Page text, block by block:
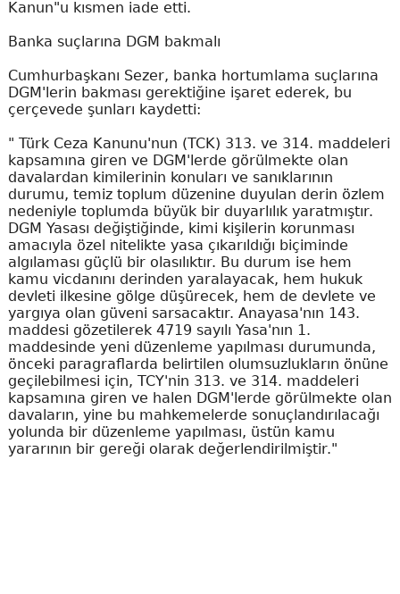
Kanun"u kısmen iade etti.
Banka suçlarına DGM bakmalı
Cumhurbaşkanı Sezer, banka hortumlama suçlarına
DGM'lerin bakması gerektiğine işaret ederek, bu
çerçevede şunları kaydetti:
" Türk Ceza Kanunu'nun (TCK) 313. ve 314. maddeleri
kapsamına giren ve DGM'lerde görülmekte olan
davalardan kimilerinin konuları ve sanıklarının
durumu, temiz toplum düzenine duyulan derin özlem
nedeniyle toplumda büyük bir duyarlılık yaratmıştır.
DGM Yasası değiştiğinde, kimi kişilerin korunması
amacıyla özel nitelikte yasa çıkarıldığı biçiminde
algılaması güçlü bir olasılıktır. Bu durum ise hem
kamu vicdanını derinden yaralayacak, hem hukuk
devleti ilkesine gölge düşürecek, hem de devlete ve
yargıya olan güveni sarsacaktır. Anayasa'nın 143.
maddesi gözetilerek 4719 sayılı Yasa'nın 1.
maddesinde yeni düzenleme yapılması durumunda,
önceki paragraflarda belirtilen olumsuzlukların önüne
geçilebilmesi için, TCY'nin 313. ve 314. maddeleri
kapsamına giren ve halen DGM'lerde görülmekte olan
davaların, yine bu mahkemelerde sonuçlandırılacağı
yolunda bir düzenleme yapılması, üstün kamu
yararının bir gereği olarak değerlendirilmiştir."